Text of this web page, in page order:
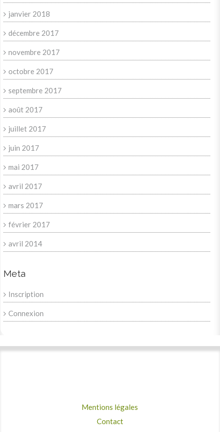
janvier 2018
décembre 2017
novembre 2017
octobre 2017
septembre 2017
août 2017
juillet 2017
juin 2017
mai 2017
avril 2017
mars 2017
février 2017
avril 2014
Meta
Inscription
Connexion
Mentions légales
Contact